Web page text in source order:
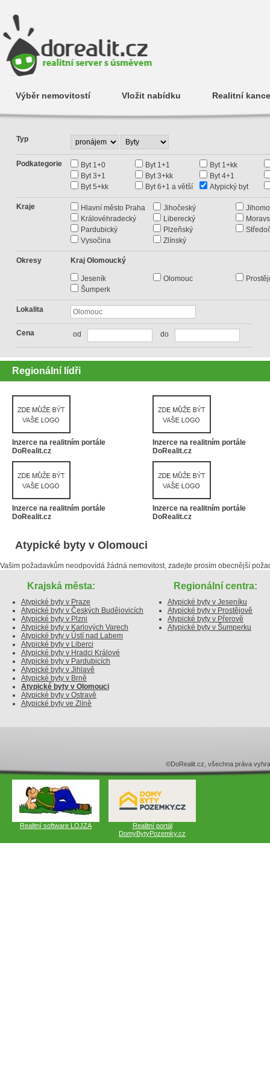
Výběr nemovitostí Vložit nabídku Realitní
Typ
Podkategorie Byt 1+0 Byt 1+1
Byt 1+kk
Byt 3+1
Byt 3+kk
Byt 4+1
Byt 5+kk
Byt 6+1 a větší Atypický byt
Kraje Hlavní město Praha Jihočeský
Královéhradecký
Liberecký
Pardubický
Plzeňský
Vysočina
Zlínský
Okresy Kraj Olomoucký
Jeseník Olomouc
Šumperk
Lokalita
Cena od do
Regionální lídři
Inzerce na realitním portále
DoRealit.cz
Inzerce na realitním portále
DoRealit.cz
Inzerce na realitním portále
DoRealit.cz
Inzerce na realitním portále
DoRealit.cz
Atypické byty v Olomouci
Vašim požadavkům neodpovídá žádná nemovitost, zadejte prosím obecnější
Krajská města:
Atypické byty v Praze
Atypické byty v Českých Budějovicích
Atypické byty v Plzni
Atypické byty v Karlových Varech
Atypické byty v Ústí nad Labem
Atypické byty v Liberci
Atypické byty v Hradci Králové
Atypické byty v Pardubicích
Atypické byty v Jihlavě
Atypické byty v Brně
Atypické byty v Olomouci
Atypické byty v Ostravě
Atypické byty ve Zlíně
Regionální centra:
Atypické byty v Jeseníku
Atypické byty v Prostějově
Atypické byty v Přerově
Atypické byty v Šumperku
©DoRealit.cz, všechna práva
Realitní software LOJZA
Realitní portál
DomyBytyPozemky.cz